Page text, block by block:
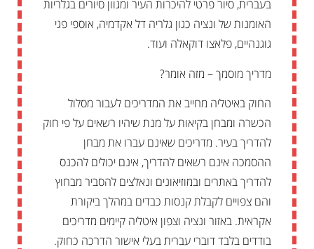
בעברית, סיור פרטי להיכרות העיר ומגוון סיורים בגלריות
האומנות של ונציה כגון גלריה דל אקדמיה, אוספי פגי
גוגנהיים, פלאצו דוקאלה ועוד.
מדריך מוסמך – מזה אומר?
החוק באיטליה מחייב את המדריכים לעבור מסלול
הכשרה ומבחן בקיאות על מנת שיהיו רשאים על פי חוק
להדריך בעיר. מדריכים שאינם עברו את מבחן
ההסמכה אינם רשאים להדריך, אינם יכולים להכנס
להדריך באתרים ובמוזיאונים ונאלצים להסביר מבחוץ
והם צפויים לקבלת קנסות כבדים במהלך ביקורת
אקראית. באזור ונציה וצפון איטליה קיימים מדריכים
בודדים בלבד דוברי עברית בעלי אישור הדרכה כחוק.